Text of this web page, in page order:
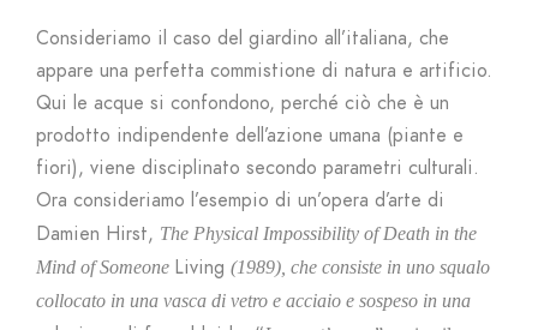
Consideriamo il caso del giardino all’italiana, che
appare una perfetta commistione di natura e artificio.
Qui le acque si confondono, perché ciò che è un
prodotto indipendente dell’azione umana (piante e
fiori), viene disciplinato secondo parametri culturali.
Ora consideriamo l’esempio di un’opera d’arte di
Damien Hirst, The Physical Impossibility of Death in the
Mind of Someone Living (1989), che consiste in uno squalo
collocato in una vasca di vetro e acciaio e sospeso in una